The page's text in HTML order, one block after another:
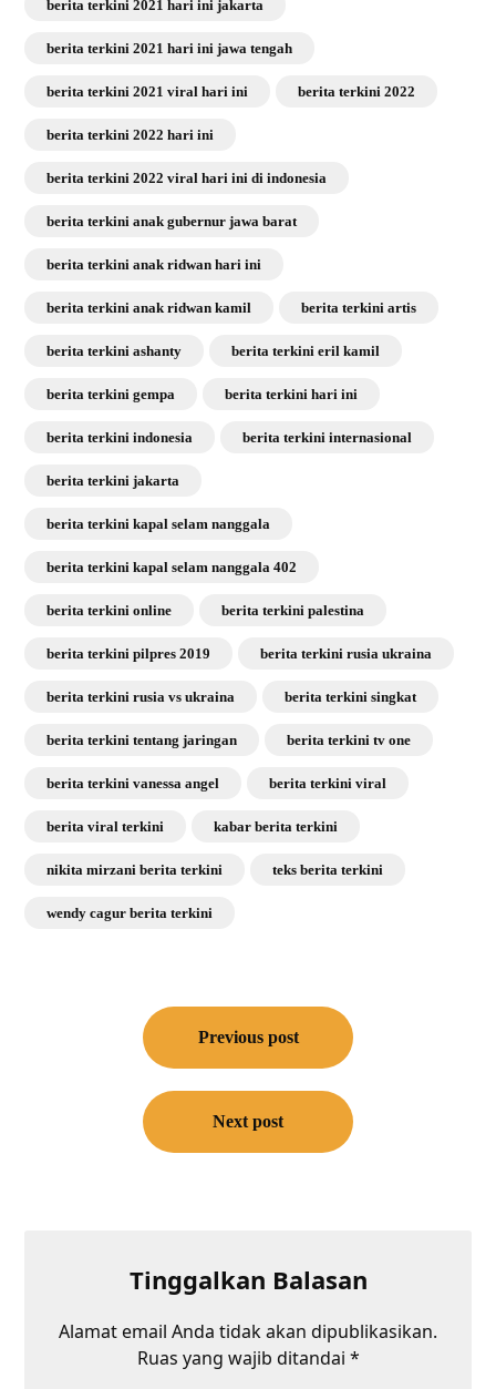
berita terkini 2021 hari ini jakarta
berita terkini 2021 hari ini jawa tengah
berita terkini 2021 viral hari ini berita terkini 2022
berita terkini 2022 hari ini
berita terkini 2022 viral hari ini di indonesia
berita terkini anak gubernur jawa barat
berita terkini anak ridwan hari ini
berita terkini anak ridwan kamil berita terkini artis
berita terkini ashanty berita terkini eril kamil
berita terkini gempa berita terkini hari ini
berita terkini indonesia berita terkini internasional
berita terkini jakarta
berita terkini kapal selam nanggala
berita terkini kapal selam nanggala 402
berita terkini online berita terkini palestina
berita terkini pilpres 2019 berita terkini rusia ukraina
berita terkini rusia vs ukraina berita terkini singkat
berita terkini tentang jaringan berita terkini tv one
berita terkini vanessa angel berita terkini viral
berita viral terkini kabar berita terkini
nikita mirzani berita terkini teks berita terkini
wendy cagur berita terkini
Previous post
Next post
Tinggalkan Balasan
Alamat email Anda tidak akan dipublikasikan.
Ruas yang wajib ditandai *